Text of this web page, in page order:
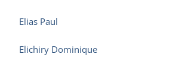
Elias Paul
Elichiry Dominique